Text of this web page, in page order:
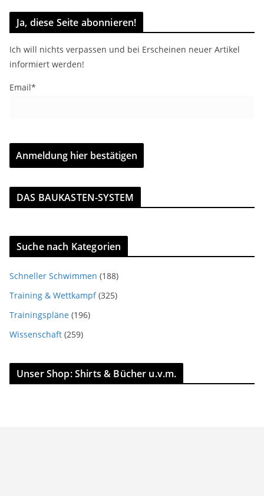
Ja, diese Seite abonnieren!
Ich will nichts verpassen und bei Erscheinen neuer Artikel
informiert werden!
Email*
DAS BAUKASTEN-SYSTEM
Suche nach Kategorien
Schneller Schwimmen (188)
Training & Wettkampf(325)
Trainingspläne (196)
Wissenschaft (259)
Unser Shop: Shirts & Bücher u.v.m.